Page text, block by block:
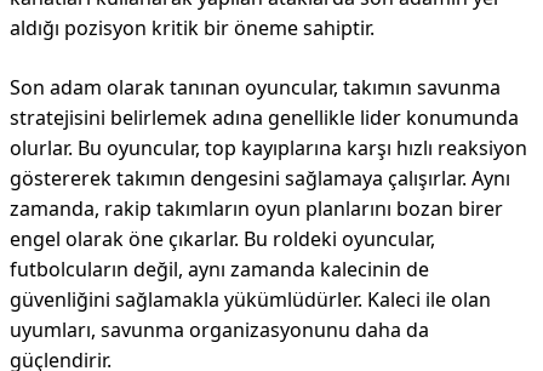
aldığı pozisyon kritik bir öneme sahiptir.
Son adam olarak tanınan oyuncular, takımın savunma
stratejisini belirlemek adına genellikle lider konumunda
olurlar. Bu oyuncular, top kayıplarına karşı hızlı reaksiyon
göstererek takımın dengesini sağlamaya çalışırlar. Aynı
zamanda, rakip takımların oyun planlarını bozan birer
engel olarak öne çıkarlar. Bu roldeki oyuncular,
futbolcuların değil, aynı zamanda kalecinin de
güvenliğini sağlamakla yükümlüdürler. Kaleci ile olan
uyumları, savunma organizasyonunu daha da
güçlendirir.